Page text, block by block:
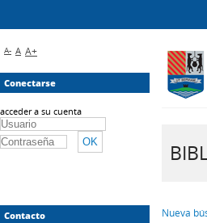
Nueva
A- A A+
Conectarse
acceder a su cuenta
Contacto